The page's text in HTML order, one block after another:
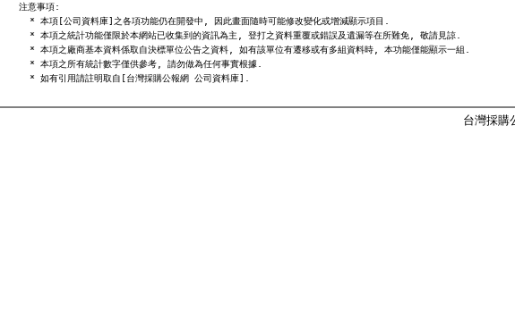
注意事項:
  * 本項[公司資料庫]之各項功能仍在開發中, 因此畫面隨時可能修改變化或增減顯示項目.
  * 本項之統計功能僅限於本網站已收集到的資訊為主, 登打之資料重覆或錯誤及遺漏等在所難免, 敬請見諒.
  * 本項之廠商基本資料係取自決標單位公告之資料, 如有該單位有遷移或有多組資料時, 本功能僅能顯示一組.
  * 本項之所有統計數字僅供參考, 請勿做為任何事實根據.
台灣採購